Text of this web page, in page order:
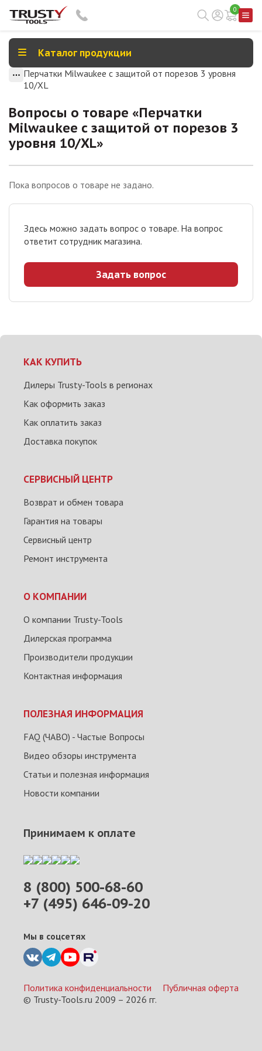
0
Каталог продукции
Перчатки Milwaukee с защитой от порезов 3 уровня
10/XL
Вопросы о товаре «Перчатки
Milwaukee с защитой от порезов 3
уровня 10/XL»
Здесь можно задать вопрос о товаре. На вопрос
ответит сотрудник магазина.
Задать вопрос
Пока вопросов о товаре не задано.
КАК КУПИТЬ
Дилеры Trusty-Tools в регионах
Как оформить заказ
Как оплатить заказ
Доставка покупок
СЕРВИСНЫЙ ЦЕНТР
Возврат и обмен товара
Гарантия на товары
Сервисный центр
Ремонт инструмента
О КОМПАНИИ
О компании Trusty-Tools
Дилерская программа
Производители продукции
Контактная информация
ПОЛЕЗНАЯ ИНФОРМАЦИЯ
FAQ (ЧАВО) - Частые Вопросы
Видео обзоры инструмента
Статьи и полезная информация
Новости компании
8 (800) 500-68-60
+7 (495) 646-09-20
Мы в соцсетях
Принимаем к оплате
Политика конфиденциальности
Публичная оферта
© Trusty-Tools.ru 2009 – 2026 гг.